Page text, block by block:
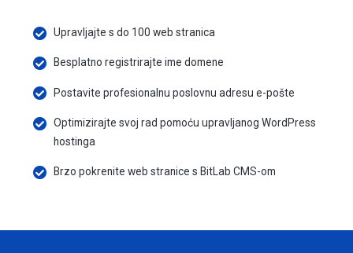
Upravljajte s do 100 web stranica
Besplatno registrirajte ime domene
Postavite profesionalnu poslovnu adresu e-pošte
Optimizirajte svoj rad pomoću upravljanog WordPress
hostinga
Brzo pokrenite web stranice s BitLab CMS-om